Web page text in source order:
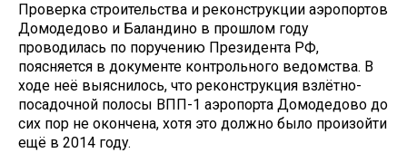
Проверка строительства и реконструкции аэропортов
Домодедово и Баландино в прошлом году
проводилась по поручению Президента РФ,
поясняется в документе контрольного ведомства. В
ходе неё выяснилось, что реконструкция взлётно-
посадочной полосы ВПП-1 аэропорта Домодедово до
сих пор не окончена, хотя это должно было произойти
ещё в 2014 году.